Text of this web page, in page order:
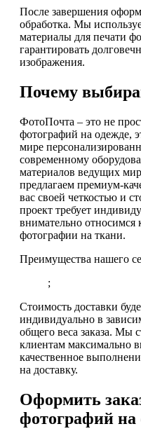
После завершения
обработка. Мы
материалы для печати
гарантировать
изображения.
Почему
ФотоПочта – это не
фотографий на одежде,
мире
современному
материалов ведущих
предлагаем премиум-
вас своей четкостью и
проект требует
внимательно относимся
фотографии на ткани.
Преимущества нашего
;
Стоимость доставки
индивидуально в
общего веса заказа. Мы
клиентам максимально
качественное
на доставку.
Оформить
фотографий на